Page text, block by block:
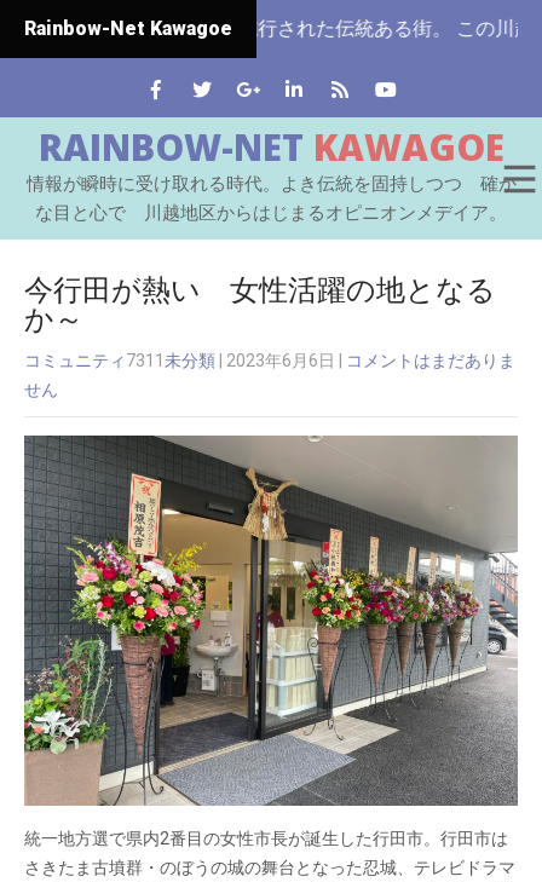
Rainbow-Net Kawagoe
県ではじめて市制施行された伝統ある街。 この川越をはじ
RAINBOW-NET KAWAGOE
情報が瞬時に受け取れる時代。よき伝統を固持しつつ 確か
な目と心で 川越地区からはじまるオピニオンメデイア。
今行田が熱い 女性活躍の地となる
か～
コミュニティ 7311 未分類 | 2023年6月6日
コメントはまだありま
せん
統一地方選で県内2番目の女性市長が誕生した行田市。行田市は
さきたま古墳群・のぼうの城の舞台となった忍城、テレビドラマ